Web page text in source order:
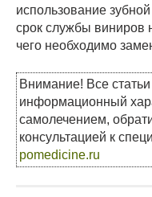
использование
срок службы виниров
чего необходимо
Внимание! Все
информационный
самолечением,
консультацией к
pomedicine.ru